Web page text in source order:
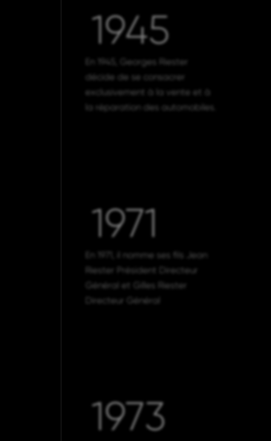
1945
En 1945, Georges Riester
décide de se consacrer
exclusivement à la vente et à
la réparation des automobiles.
1971
En 1971, il nomme ses fils Jean
Riester Président Directeur
Général et Gilles Riester
Directeur Général
1973